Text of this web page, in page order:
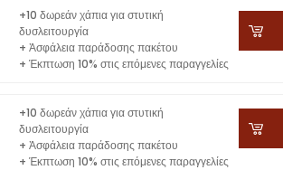
+10 δωρεάν χάπια για στυτική
δυσλειτουργία
+ Ἀσφάλεια παράδοσης πακέτου
+ Έκπτωση 10% στις επόμενες παραγγελίες
+10 δωρεάν χάπια για στυτική
δυσλειτουργία
+ Ἀσφάλεια παράδοσης πακέτου
+ Έκπτωση 10% στις επόμενες παραγγελίες